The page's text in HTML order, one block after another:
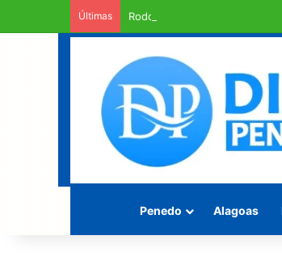
Últimas Rodovia Mario Freire Leahy,
Penedo Alagoas